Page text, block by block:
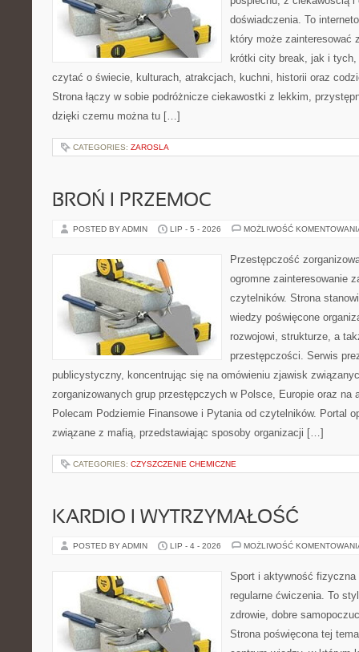
doświadczenia. To
który może zainteresować
krótki city break, jak i
czytać o świecie, kulturach, atrakcjach, kuchni, historii oraz
Strona łączy w sobie podróżnicze ciekawostki z lekkim,
dzięki czemu można tu […]
CATEGORIES: ZAROSLA
BROŃ I PRZEMOC
POSTED BY ADMIN LIP - 5 - 2026 MOŻLIWOŚĆ
Przestępczość
ogromne zainteresowanie
czytelników. Strona
wiedzy poświęcone
rozwojowi, strukturze, a
przestępczości. Serwis
publicystyczny, koncentrując się na omówieniu zjawisk
zorganizowanych grup przestępczych w Polsce, Europie oraz na
Polecam Podziemie Finansowe i Pytania od czytelników. Portal
związane z mafią, przedstawiając sposoby organizacji […]
CATEGORIES: CZYSZCZENIE CHEMICZNE
KARDIO I WYTRZYMAŁOŚĆ
POSTED BY ADMIN LIP - 4 - 2026 MOŻLIWOŚĆ
Sport i aktywność
regularne ćwiczenia. To
zdrowie, dobre
Strona poświęcona tej